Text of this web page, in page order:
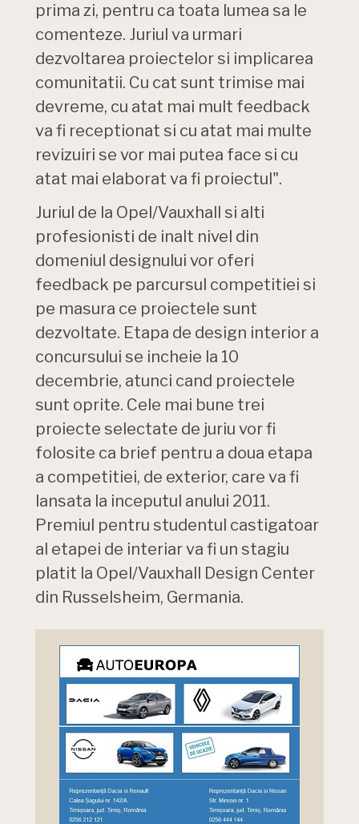
prima zi, pentru ca toata lumea sa le
comenteze. Juriul va urmari
dezvoltarea proiectelor si implicarea
comunitatii. Cu cat sunt trimise mai
devreme, cu atat mai mult feedback
va fi receptionat si cu atat mai multe
revizuiri se vor mai putea face si cu
atat mai elaborat va fi proiectul".
Juriul de la Opel/Vauxhall si alti
profesionisti de inalt nivel din
domeniul designului vor oferi
feedback pe parcursul competitiei si
pe masura ce proiectele sunt
dezvoltate. Etapa de design interior a
concursului se incheie la 10
decembrie, atunci cand proiectele
sunt oprite. Cele mai bune trei
proiecte selectate de juriu vor fi
folosite ca brief pentru a doua etapa
a competitiei, de exterior, care va fi
lansata la inceputul anului 2011.
Premiul pentru studentul castigatoar
al etapei de interiar va fi un stagiu
platit la Opel/Vauxhall Design Center
din Russelsheim, Germania.